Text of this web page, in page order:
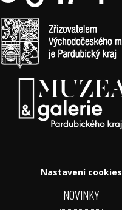
Nastavení cookies
NOVINKY